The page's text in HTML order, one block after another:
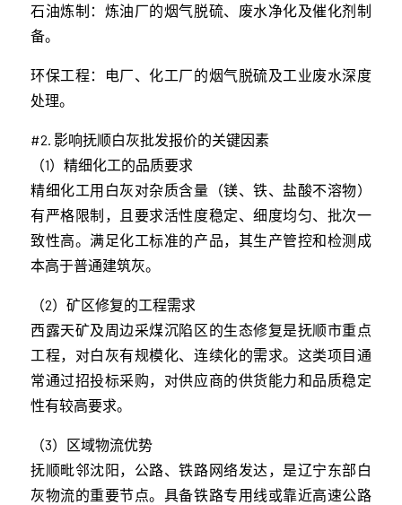
石油炼制：炼油厂的烟气脱硫、废水净化及催化剂制
备。
环保工程：电厂、化工厂的烟气脱硫及工业废水深度
处理。
#2. 影响抚顺白灰批发报价的关键因素
（1）精细化工的品质要求
精细化工用白灰对杂质含量（镁、铁、盐酸不溶物）
有严格限制，且要求活性度稳定、细度均匀、批次一
致性高。满足化工标准的产品，其生产管控和检测成
本高于普通建筑灰。
（2）矿区修复的工程需求
西露天矿及周边采煤沉陷区的生态修复是抚顺市重点
工程，对白灰有规模化、连续化的需求。这类项目通
常通过招投标采购，对供应商的供货能力和品质稳定
性有较高要求。
（3）区域物流优势
抚顺毗邻沈阳，公路、铁路网络发达，是辽宁东部白
灰物流的重要节点。具备铁路专用线或靠近高速公路